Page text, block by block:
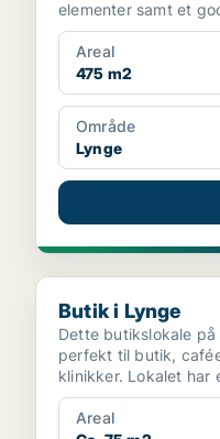
Areal
475 m2
Område
Lynge
Butik i Lynge
Butik i Lynge
Dette butikslokale
perfekt til butik,
klinikker. Lokalet har
Areal